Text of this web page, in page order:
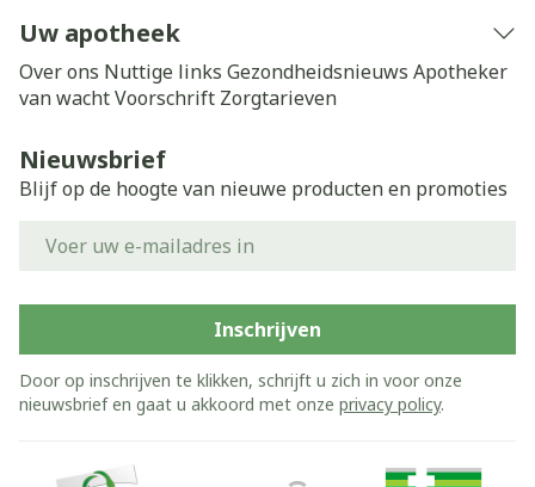
Uw apotheek
Over ons Nuttige links Gezondheidsnieuws Apotheker
van wachtVoorschrift Zorgtarieven
Nieuwsbrief
Blijf op de hoogte van nieuwe producten en promoties
Inschrijven
Door op inschrijven te klikken, schrijft u zich in voor onze
nieuwsbrief en gaat u akkoord met onze privacy policy.